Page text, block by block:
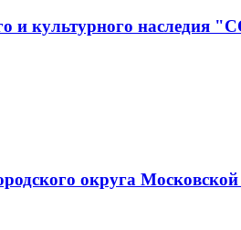
и культурного
округа Московской